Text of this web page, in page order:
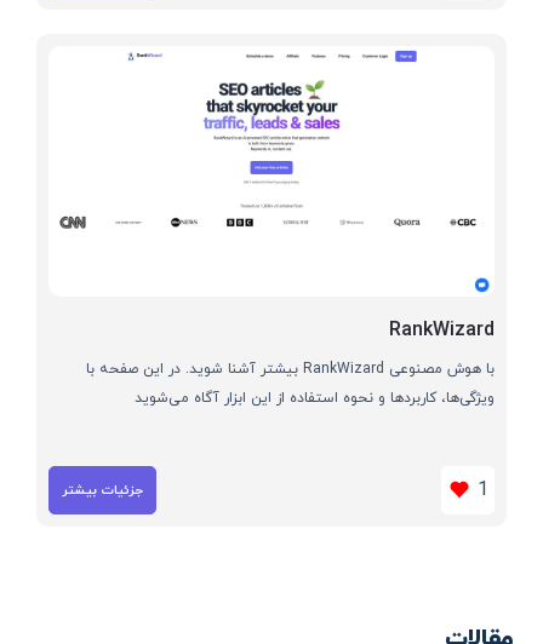
RankWizard
با هوش مصنوعی RankWizard بیشتر آشنا شوید. در این صفحه با
ویژگی‌ها، کاربردها و نحوه استفاده از این ابزار آگاه می‌شوید
1 جزئیات بیشتر